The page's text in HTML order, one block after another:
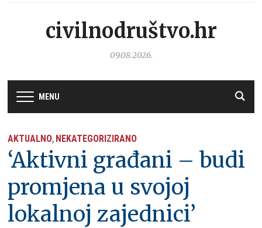
civilnodruštvo.hr
09.08.2026.
MENU
AKTUALNO, NEKATEGORIZIRANO
‘Aktivni građani – budi
promjena u svojoj
lokalnoj zajednici’